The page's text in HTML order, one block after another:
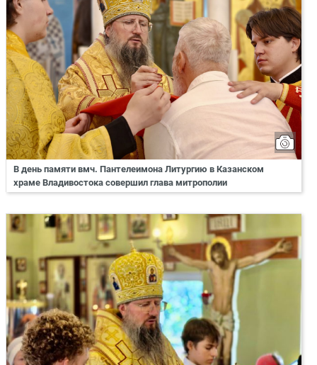
В день памяти вмч. Пантелеимона Литургию в Казанском
храме Владивостока совершил глава митрополии